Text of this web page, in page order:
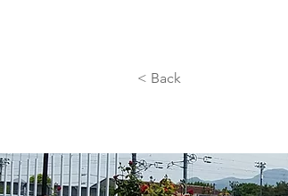
< Back